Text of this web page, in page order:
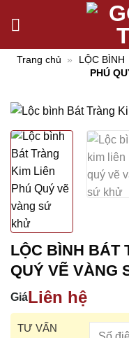
dungTrang chủ » LỘC BÌNH
PHÚ
LỘC BÌNH BÁT
QUÝ VẼ VÀNG
GiáLiên hệ
TƯ VẤN